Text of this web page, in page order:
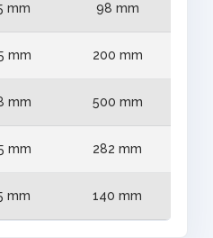
mm 98 mm
mm 200 mm
mm 500 mm
mm 282 mm
mm 140 mm